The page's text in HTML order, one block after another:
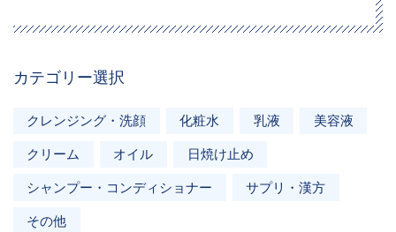
カテゴリー選択
クレンジング・洗顔 化粧水 乳液 美容液
クリーム オイル 日焼け止め
シャンプー・コンディショナー サプリ・漢方
その他